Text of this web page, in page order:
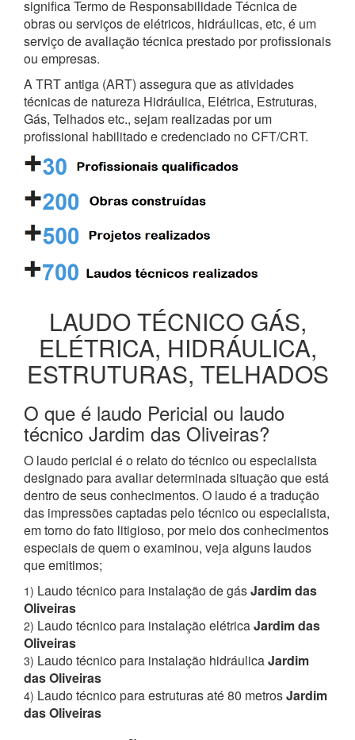
significa Termo de Responsabilidade Técnica de
obras ou serviços de elétricos, hidráulicas, etc, é um
serviço de avaliação técnica prestado por profissionais
ou empresas.
A TRT antiga (ART) assegura que as atividades
técnicas de natureza Hidráulica, Elétrica, Estruturas,
Gás, Telhados etc., sejam realizadas por um
profissional habilitado e credenciado no CFT/CRT.
LAUDO TÉCNICO GÁS,
ELÉTRICA, HIDRÁULICA,
ESTRUTURAS, TELHADOS
O que é laudo Pericial ou laudo
técnico Jardim das Oliveiras?
O laudo pericial é o relato do técnico ou especialista
designado para avaliar determinada situação que está
dentro de seus conhecimentos. O laudo é a tradução
das impressões captadas pelo técnico ou especialista,
em torno do fato litigioso, por meio dos conhecimentos
especiais de quem o examinou, veja alguns laudos
que emitimos;
1) Laudo técnico para instalação de gásJardim das
Oliveiras
2) Laudo técnico para instalação elétricaJardim das
Oliveiras
3) Laudo técnico para instalação hidráulicaJardim
das Oliveiras
4) Laudo técnico para estruturas até 80 metrosJardim
das Oliveiras